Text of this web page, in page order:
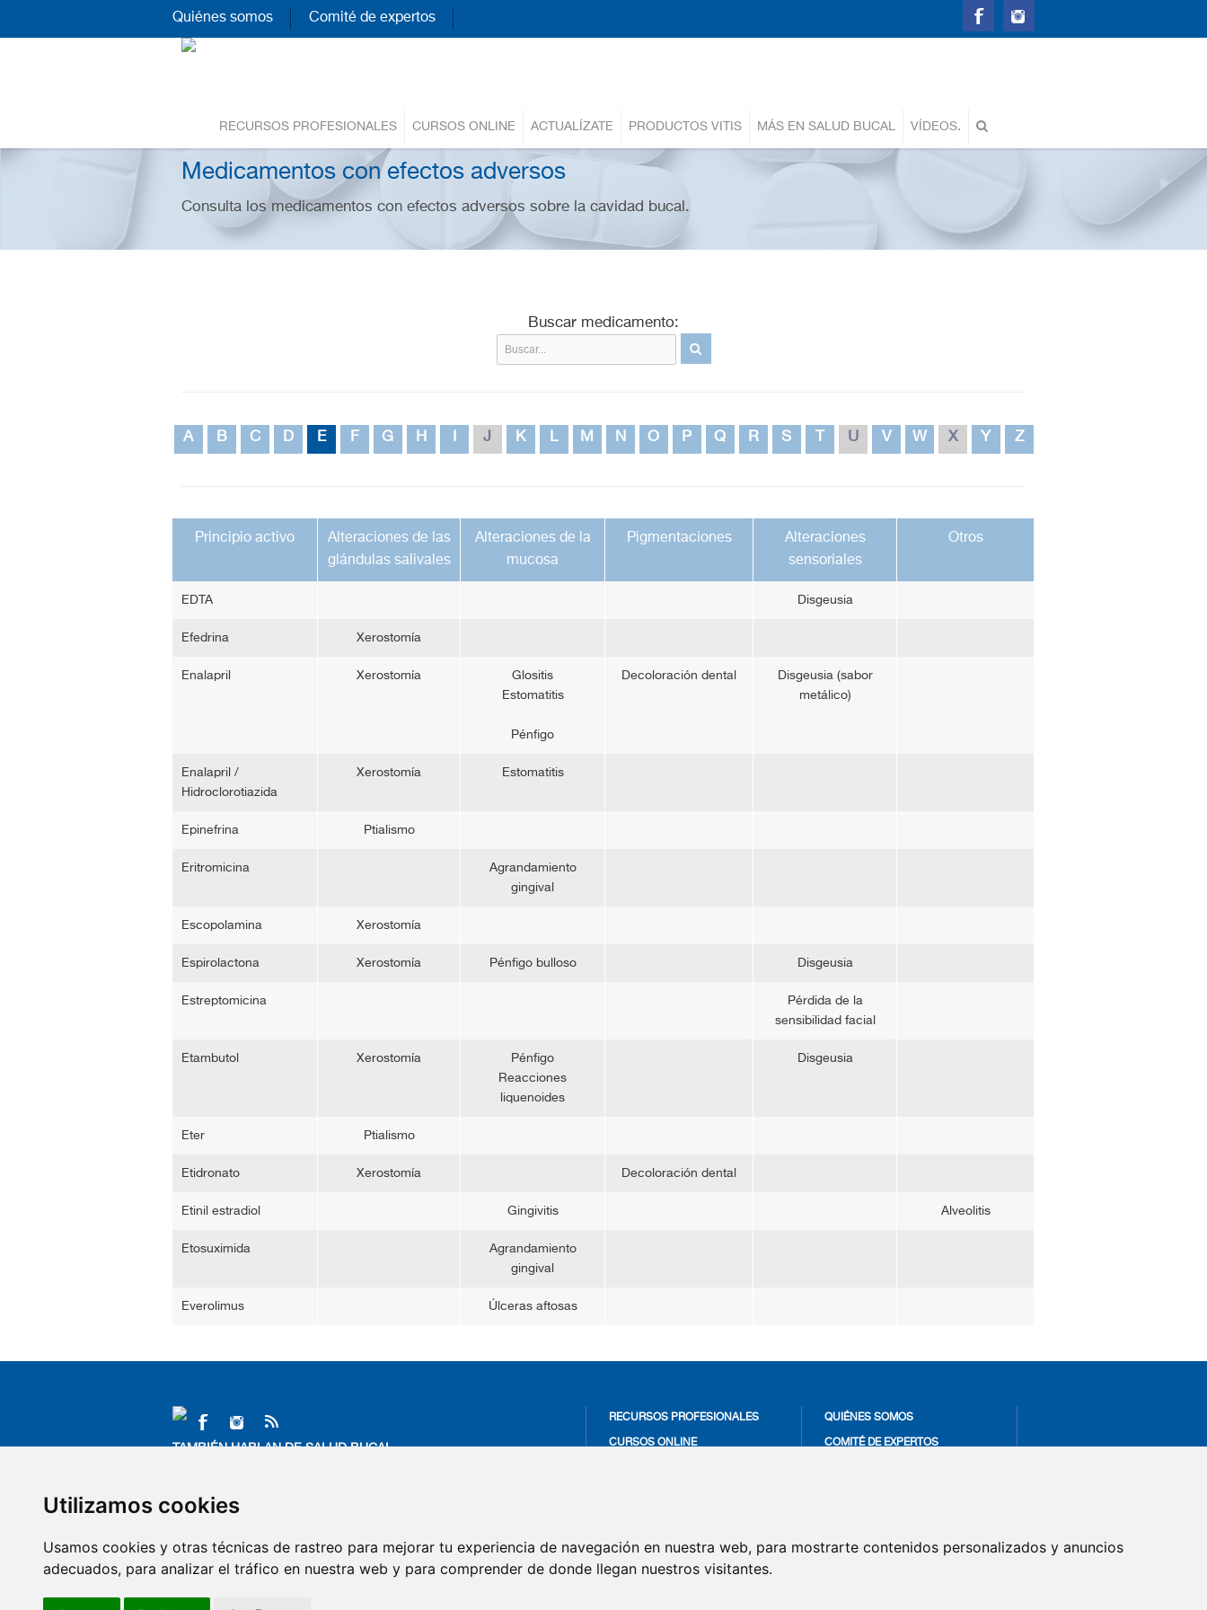
Utilizamos cookies
Usamos cookies y otras técnicas de rastreo para mejorar tu experiencia de navegación en nuestra web, para mostrarte contenidos personalizados y anuncios
adecuados, para analizar el tráfico en nuestra web y para comprender de donde llegan nuestros visitantes.
Quiénes somos Comité de expertos
RECURSOS PROFESIONALES CURSOS ONLINE ACTUALÍZATE PRODUCTOS VITIS MÁS EN SALUD BUCAL VÍDEOS.
Medicamentos con efectos adversos
Consulta los medicamentos con efectos adversos sobre la cavidad bucal.
Buscar medicamento:
A B C D E F G H J K L M N O P Q R S U V W X Y Z
Principio activo
Alteraciones de las
glándulas salivales
Alteraciones de la
mucosa
Pigmentaciones
Alteraciones
sensoriales
Otros
EDTA Disgeusia
Efedrina Xerostomía
Enalapril Xerostomía
Glositis
Estomatitis
Pénfigo
Decoloración dental
Disgeusia (sabor
metálico)
Enalapril /
Hidroclorotiazida
Xerostomía Estomatitis
Epinefrina Ptialismo
Eritromicina
Agrandamiento
gingival
Escopolamina Xerostomía
Espirolactona Xerostomía Pénfigo bulloso Disgeusia
Estreptomicina
Pérdida de la
sensibilidad facial
Etambutol Xerostomía
Pénfigo
Reacciones
liquenoides
Disgeusia
Eter Ptialismo
Etidronato Xerostomía Decoloración dental
Etinil estradiol Gingivitis Alveolitis
Etosuximida
Agrandamiento
gingival
Everolimus Úlceras aftosas
TAMBIÉN HABLAN DE SALUD BUCAL
Perio·Expertise
Entredientes
Sin mal aliento
Blog Bocas VITIS
Xerosdentaid
RECURSOS PROFESIONALES
CURSOS ONLINE
VÍDEOS
QUIÉNES SOMOS
COMITÉ DE EXPERTOS
POLÍTICA DE COOKIES